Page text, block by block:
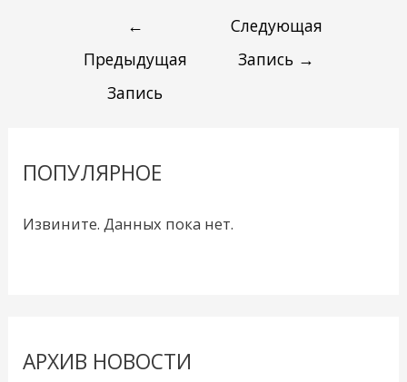
←
Предыдущая
Запись
Следующая
Запись →
ПОПУЛЯРНОЕ
Извините. Данных пока нет.
АРХИВ НОВОСТИ